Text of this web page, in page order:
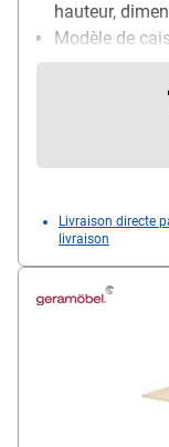
hauteur,
Modèle de
verrouillable,
autonome
(L/P/H) :
Modèle
(L/P/H) : 80/
Livraison directe
livraison